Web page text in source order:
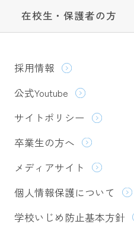
在校生・保護者の方
採用情報
公式Youtube
サイトポリシー
卒業生の方へ
メディアサイト
個人情報保護について
学校いじめ防止基本方針